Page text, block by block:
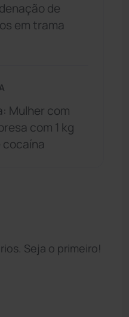
de
em trama
Mulher com
com 1 kg
cocaína
Seja o primeiro!